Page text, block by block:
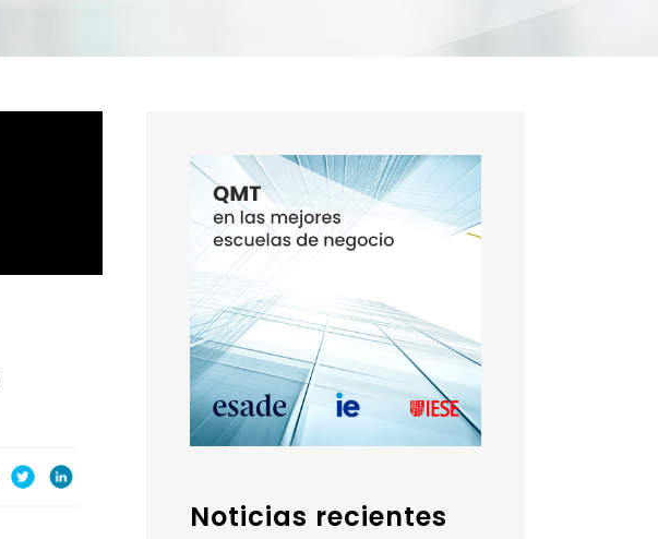
Noticias recientes